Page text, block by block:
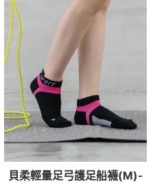
貝柔輕量足弓護足船襪(M)-